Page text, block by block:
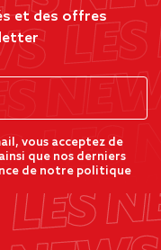
et des offres
vous acceptez de
que nos derniers
de notre politique